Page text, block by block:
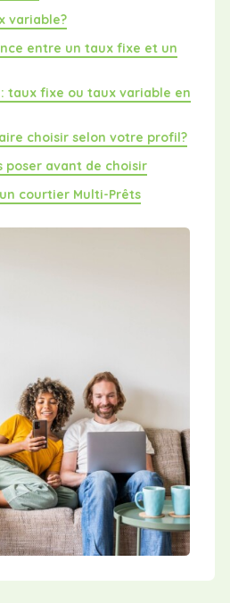
variable?
entre un taux fixe et un
taux fixe ou taux variable en
choisir selon votre profil?
poser avant de choisir
courtier Multi-Prêts